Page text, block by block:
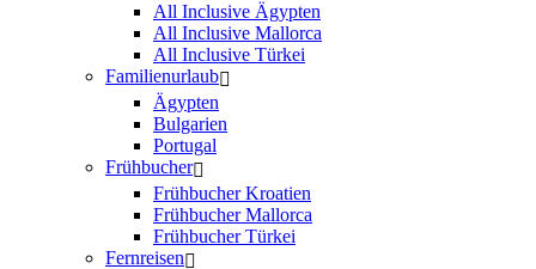
All Inclusive Ägypten
All Inclusive Mallorca
All Inclusive Türkei
Familienurlaub
Ägypten
Bulgarien
Portugal
Frühbucher
Frühbucher Kroatien
Frühbucher Mallorca
Frühbucher Türkei
Fernreisen